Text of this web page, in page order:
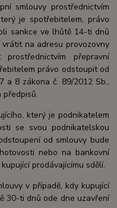
smlouvy prostřednictvím
je spotřebitelem, právo
sankce ve lhůtě 14-ti dnů
vrátit na adresu provozovny
přepravní
právo odstoupit od
a 8 zákona č. 89/2012 Sb.,
předpisů.
který je podnikatelem
se svou podnikatelskou
od smlouvy bude
nebo na bankovní
prodávajícímu sdělí.
v případě, kdy kupující
30-ti dnů ode dne uzavření